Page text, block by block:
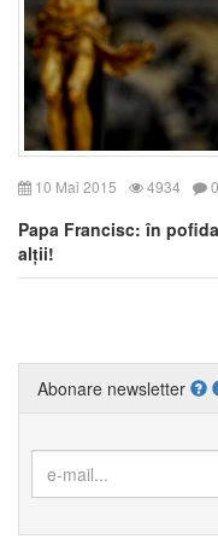
10 Mai 2015 4934 0
Papa Francisc: în
alții!
Abonare newsletter